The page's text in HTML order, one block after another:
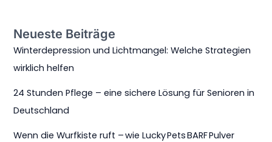
Neueste Beiträge
Winterdepression und Lichtmangel: Welche Strategien
wirklich helfen
24 Stunden Pflege – eine sichere Lösung für Senioren in
Deutschland
Wenn die Wurfkiste ruft – wie Lucky Pets BARF Pulver